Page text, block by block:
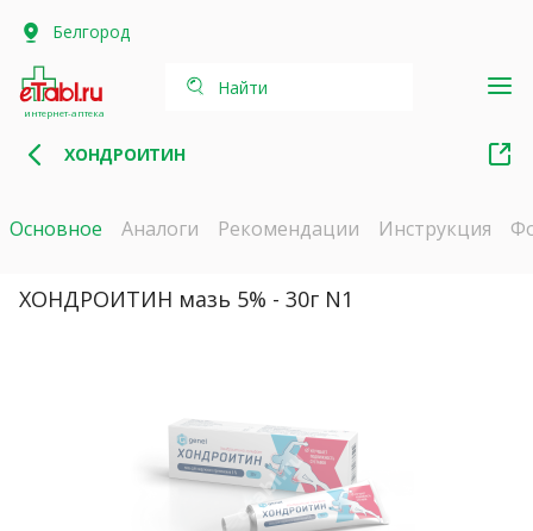
Белгород
интернет-аптека
Найти
ХОНДРОИТИН
Основное Аналоги Рекомендации Инструкция
ХОНДРОИТИН мазь 5% - 30г N1